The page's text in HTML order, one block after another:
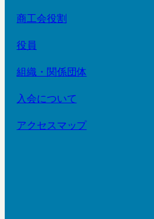
商工会役割
役員
組織・関係団体
入会について
アクセスマップ